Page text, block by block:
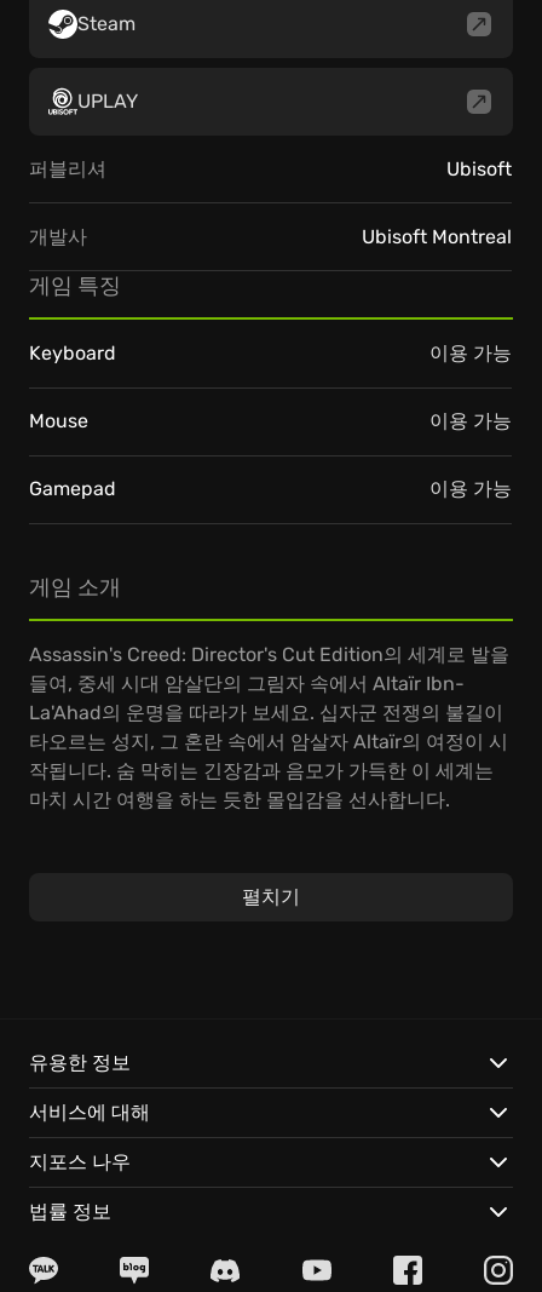
게임 소개
Assassin's Creed: Director's Cut Edition의 세계로 발을
들여, 중세 시대 암살단의 그림자 속에서 Altaïr Ibn-
La'Ahad의 운명을 따라가 보세요. 십자군 전쟁의 불길이
타오르는 성지, 그 혼란 속에서 암살자 Altaïr의 여정이 시
작됩니다. 숨 막히는 긴장감과 음모가 가득한 이 세계는
마치 시간 여행을 하는 듯한 몰입감을 선사합니다.
고도의 훈련을 통해 익힌 암살 기술을 사용하여 은밀하게
Assassin's Creed: Director's Cut Edition에서만 경험할
수 있는 특별한 재미:
향상된 게임플레이:
미션들을 통해 게임의 깊이를 더했습니다.
장면들을 통해 숨겨진 이야기를 발견하고, Altaïr의 고뇌
펼치기
Steam
UPLAY
퍼블리셔 Ubisoft
개발사 Ubisoft Montreal
게임 특징
Keyboard 이용 가능
Mouse 이용 가능
Gamepad 이용 가능
유용한 정보
서비스에 대해
지포스 나우
법률 정보